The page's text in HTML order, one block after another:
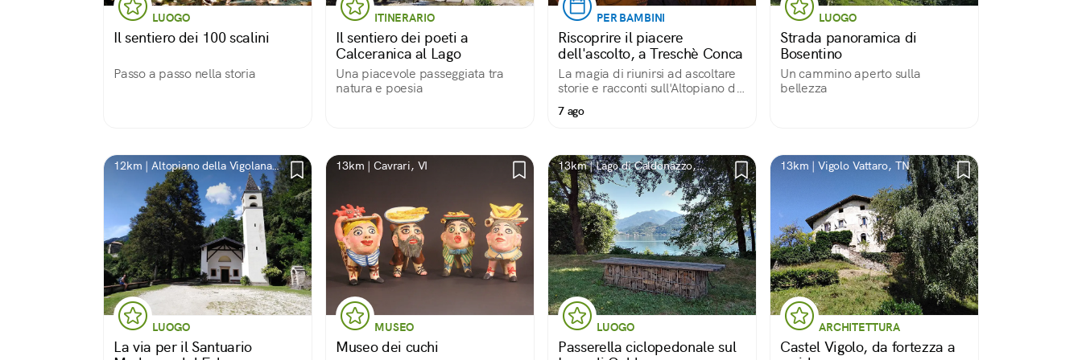
LUOGO
Il sentiero dei 100 scalini
Passo a passo nella storia
ITINERARIO
Il sentiero dei poeti a
Calceranica al Lago
Una piacevole passeggiata tra
natura e poesia
PER BAMBINI
Riscoprire il piacere
dell'ascolto, a Treschè Conca
La magia di riunirsi ad ascoltare
storie e racconti sull'Altopiano dei
7 ago
LUOGO
Strada panoramica di
Bosentino
Un cammino aperto sulla
bellezza
12km | Altopiano della Vigolana,
LUOGO
La via per il Santuario
13km | Cavrari, VI
MUSEO
Museo dei cuchi
13km | Lago di Caldonazzo,
Trentino, Italia
LUOGO
Passerella ciclopedonale sul
13km | Vigolo Vattaro, TN
ARCHITETTURA
Castel Vigolo, da fortezza a